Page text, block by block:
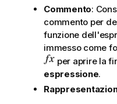
Commento:
commento per
funzione
immesso come
per aprire la
espressione.